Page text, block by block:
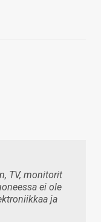
TV, monitorit
ei ole
ja